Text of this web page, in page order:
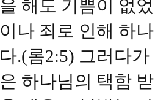
을 해도 기쁨이 없
이나 죄로 인해 하
다.(롬2:5) 그러다
은 하나님의 택함